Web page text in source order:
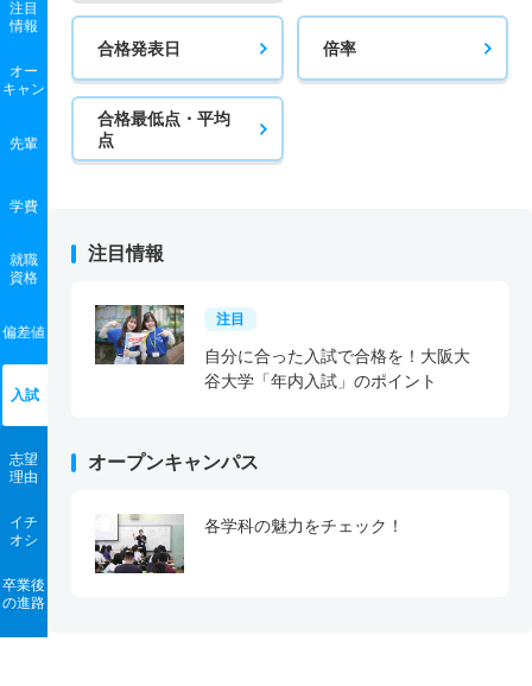
注目
情報
オー
キャン
先輩
学費
就職
資格
偏差値
入試
志望
理由
イチ
オシ
卒業後
の進路
合格発表日 倍率
合格最低点・平均
点
注目情報
注目
自分に合った入試で合格を！大阪大
谷大学「年内入試」のポイント
オープンキャンパス
各学科の魅力をチェック！